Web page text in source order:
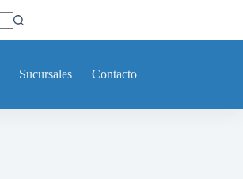
Sucursales Contacto